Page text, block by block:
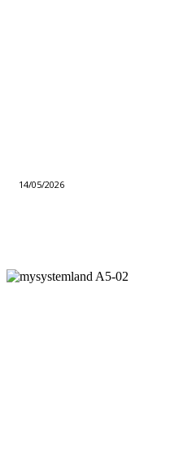
14/05/2026